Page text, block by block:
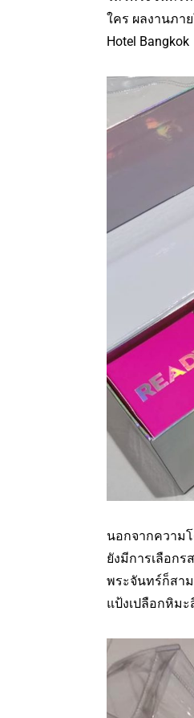
ใคร ผลงานภา
Hotel Bangkok
นอกจากความ
ยังมีการเลือก
พระจันทร์ก็สา
แป้งเปลือกหิม